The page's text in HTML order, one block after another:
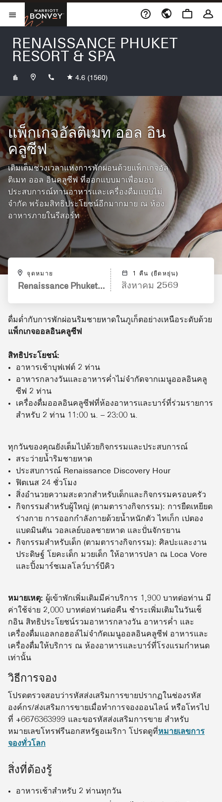
Skip to Content
เปิดเมนูMarriott Bonvoyเปิดในหน้าต่างใหม่
RENAISSANCE PHUKET
RESORT & SPA
+6676363999
4.6 (1560)
แพ็กเกจอัลติเมท ออล อิน
คลูซีฟ
เติมเต็มช่วงเวลาแห่งการพักผ่อนด้วยแพ็กเกจอัล
ติเมท ออล อินคลูซีฟ ที่ออกแบบมาเพื่อมอบ
ประสบการณ์ทานอาหารและเครื่องดื่มแบบไม่
จำกัด พร้อมสิทธิประโยชน์อีกมากมาย ณ ห้อง
อาหารภายในรีสอร์ท
จุดหมาย
Renaissance Phuket Resort & Spa
1 คืน (ยืดหยุ่น)
สิงหาคม 2569
ดื่มด่ำกับการพักผ่อนริมชายหาดในภูเก็ตอย่างเหนือระดับด้วย
แพ็กเกจออลอินคลูซีฟ
สิทธิประโยชน์:
อาหารเช้าบุฟเฟต์ 2 ท่าน
อาหารกลางวันและอาหารค่ำไม่จำกัดจากเมนูออลอินคลู
ซีฟ 2 ท่าน
เครื่องดื่มออลอินคลูซีฟที่ห้องอาหารและบาร์ที่ร่วมรายการ
สำหรับ 2 ท่าน 11:00 น. – 23:00 น.
ทุกวันของคุณยังเต็มไปด้วยกิจกรรมและประสบการณ์
สระว่ายน้ำริมชายหาด
ประสบการณ์ Renaissance Discovery Hour
ฟิตเนส 24 ชั่วโมง
สิ่งอำนวยความสะดวกสำหรับเด็กและกิจกรรมครอบครัว
กิจกรรมสำหรับผู้ใหญ่ (ตามตารางกิจกรรม): การยืดเหยียด
ร่างกาย การออกกำลังกายด้วยน้ำหนักตัว ไทเก็ก เปตอง
แบดมินตัน วอลเลย์บอลชายหาด และปั่นจักรยาน
กิจกรรมสำหรับเด็ก (ตามตารางกิจกรรม): ศิลปะและงาน
ประดิษฐ์ โยคะเด็ก มวยเด็ก ให้อาหารปลา ณ Loca Vore
และปิ้งมาร์ชเมลโลว์บาร์บีคิว
หมายเหตุ: ผู้เข้าพักเพิ่มเติมมีค่าบริการ 1,900 บาทต่อท่าน มี
ค่าใช้จ่าย 2,000 บาทต่อท่านต่อคืน ชำระเพิ่มเติมในวันเช็
กอิน สิทธิประโยชน์รวมอาหารกลางวัน อาหารค่ำ และ
เครื่องดื่มแอลกอฮอล์ไม่จำกัดเมนูออลอินคลูซีฟ อาหารและ
เครื่องดื่มให้บริการ ณ ห้องอาหารและบาร์ที่โรงแรมกำหนด
เท่านั้น
วิธีการจอง
โปรดตรวจสอบว่ารหัสส่งเสริมการขายปรากฏในช่องรหัส
องค์กร/ส่งเสริมการขายเมื่อทำการจองออนไลน์ หรือโทรไป
ที่ +6676363999 และขอรหัสส่งเสริมการขาย สำหรับ
หมายเลขโทรฟรีนอกสหรัฐอเมริกา โปรดดูที่หมายเลขการ
จองทั่วโลก
สิ่งที่ต้องรู้
อาหารเช้าสำหรับ 2 ท่านทุกวัน